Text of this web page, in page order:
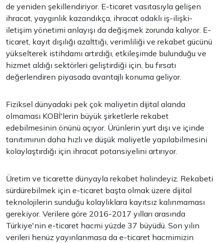
de yeniden şekillendiriyor. E-ticaret vasıtasıyla gelişen
ihracat, yaygınlık kazandıkça, ihracat odaklı iş-ilişki-
iletişim yönetimi anlayışı da değişmek zorunda kalıyor. E-
ticaret, kayıt dışılığı azalttığı, verimliliği ve rekabet gücünü
yükselterek istihdamı artırdığı, etkileşimde bulunduğu ve
hizmet aldığı sektörleri geliştirdiği için, bu fırsatı
değerlendiren piyasada avantajlı konuma geliyor.
Fiziksel dünyadaki pek çok maliyetin dijital alanda
olmaması KOBİ'lerin büyük şirketlerle rekabet
edebilmesinin önünü açıyor. Ürünlerin yurt dışı ve içinde
tanıtımının daha hızlı ve düşük maliyetle yapılabilmesini
kolaylaştırdığı için ihracat potansiyelini artırıyor.
Üretim ve ticarette dünyayla rekabet halindeyiz. Rekabeti
sürdürebilmek için e-ticaret başta olmak üzere dijital
teknolojilerin sunduğu kolaylıklara kayıtsız kalınmaması
gerekiyor. Verilere göre 2016-2017 yılları arasında
Türkiye'nin e-ticaret hacmi yüzde 37 büyüdü. Son yılın
verileri henüz yayınlanmasa da e-ticaret hacmimizin